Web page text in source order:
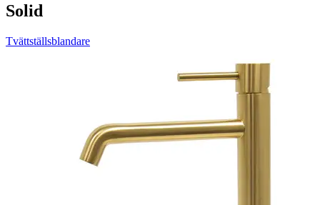
Solid
Tvättställsblandare